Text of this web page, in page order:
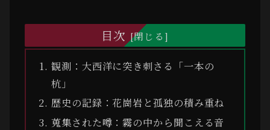
目次
観測：大西洋に突き刺さる「一本の
杭」
歴史の記録：花崗岩と孤独の積み重ね
蒐集された噂：霧の中から聞こえる音